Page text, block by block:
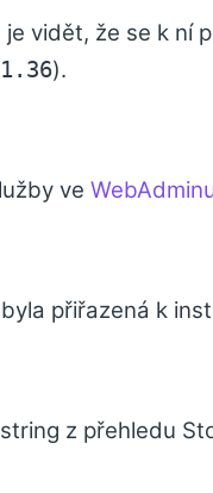
vidět, že se k ní
).
ve
přiřazená k
z přehledu